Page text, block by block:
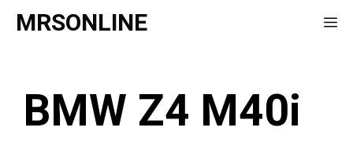
Saltar
MRSONLINE
BMW Z4 M40i